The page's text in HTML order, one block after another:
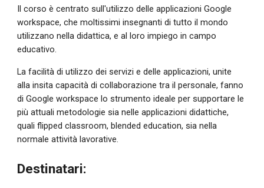
Il corso è centrato sull'utilizzo delle applicazioni Google
workspace, che moltissimi insegnanti di tutto il mondo
utilizzano nella didattica, e al loro impiego in campo
educativo.
La facilità di utilizzo dei servizi e delle applicazioni, unite
alla insita capacità di collaborazione tra il personale, fanno
di Google workspace lo strumento ideale per supportare le
più attuali metodologie sia nelle applicazioni didattiche,
quali flipped classroom, blended education, sia nella
normale attività lavorative.
Destinatari: